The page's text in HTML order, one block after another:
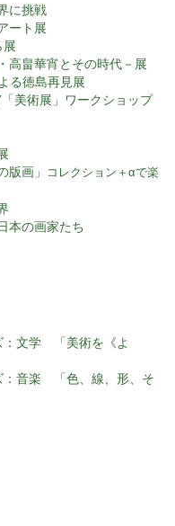
に挑戦
ート展
展
高畠華宵とその時代－展
る徳島再見展
美術展」ワークショップ
画」
コレクション＋αで楽
本の画家たち
：文学 「美術を《よ
：音楽 「色、線、形、そ